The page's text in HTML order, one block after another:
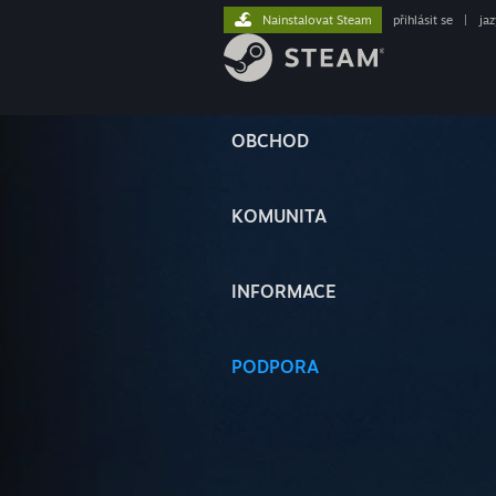
OBCHOD
KOMUNITA
INFORMACE
PODPORA
Nainstalovat Steam přihlásit se